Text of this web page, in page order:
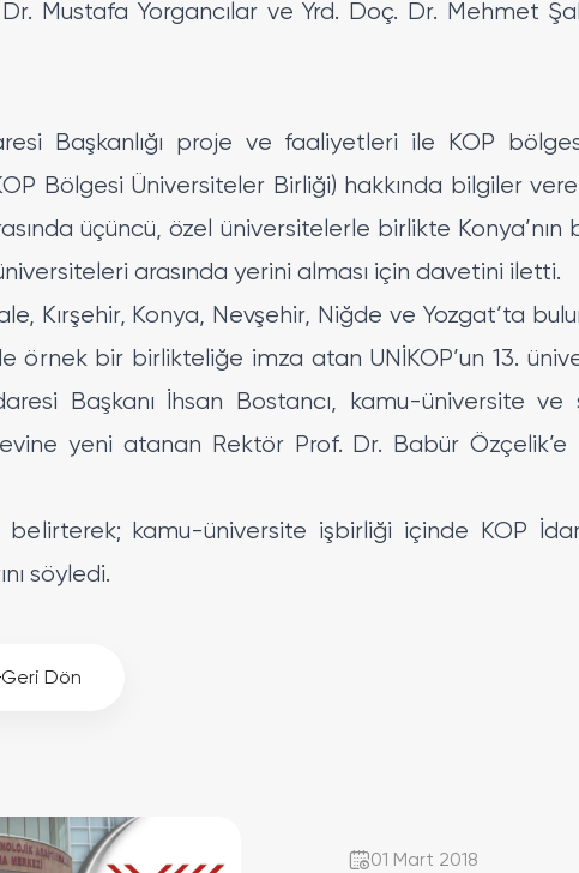
Mustafa Yorgancılar ve Yrd. Doç. Dr. Mehmet
Başkanlığı proje ve faaliyetleri ile KOP
Bölgesi Üniversiteler Birliği) hakkında bilgiler
üçüncü, özel üniversitelerle birlikte Konya’nın
arasında yerini alması için davetini iletti.
Kırşehir, Konya, Nevşehir, Niğde ve Yozgat’ta
bir birlikteliğe imza atan UNİKOP’un 13.
Başkanı İhsan Bostancı, kamu-üniversite ve
yeni atanan Rektör Prof. Dr. Babür Özçelik’e
kamu-üniversite işbirliği içinde KOP
söyledi.
Geri Dön
01 Mart 2018